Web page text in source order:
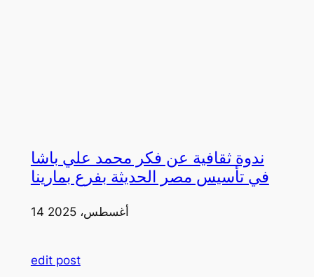
ندوة ثقافية عن فكر محمد علي باشا
في تأسيس مصر الحديثة بفرع بمارينا
14 أغسطس، 2025
edit post